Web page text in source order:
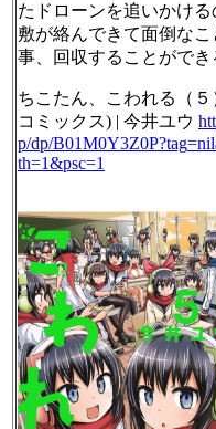
たドローンを追いかけ
敷が絡んできて面倒な
事、回収することができ
ちこたん、こわれる（
コミックス) | 今井ユウ
p/dp/B01M0Y3Z0P?tag
th=1&psc=1